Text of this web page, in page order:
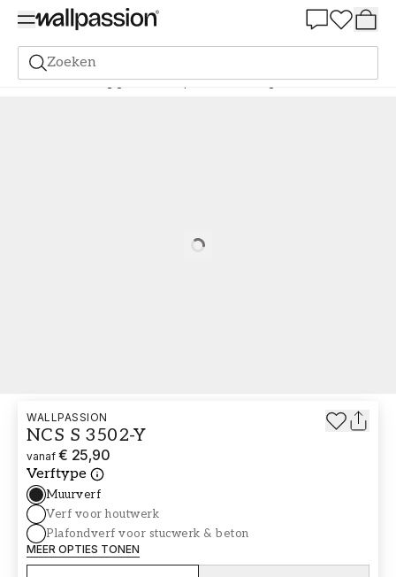
Zoeken
Verf Bestelling gebaseerd op NCS Bestelling door NCS 3502-Y
WALLPASSION
NCS S 3502-Y
vanaf € 25,90
Verftype
Muurverf
Verf voor houtwerk
Plafondverf voor stucwerk & beton
MEER OPTIES TONEN